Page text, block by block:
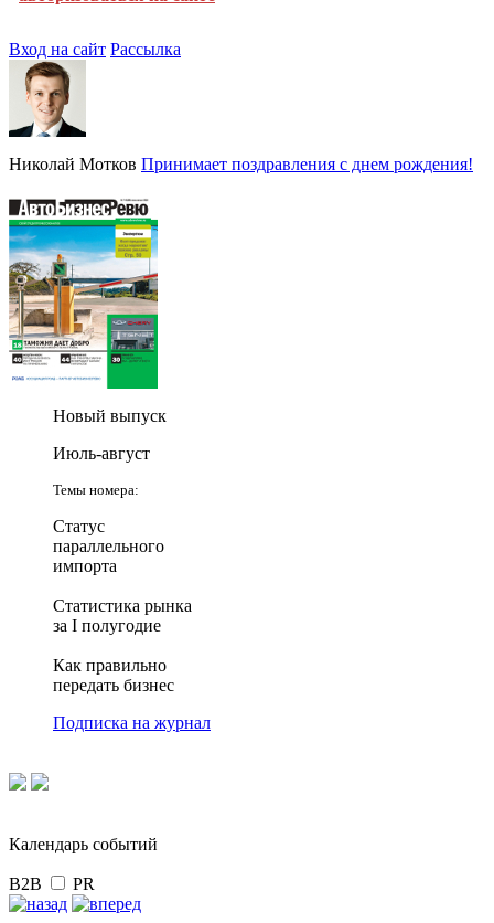
Вход на сайт Рассылка
Николай Мотков Принимает поздравления с днем рождения!
Новый выпуск
Июль-август
Темы номера:
Статус
параллельного
импорта
Статистика рынка
за I полугодие
Как правильно
передать бизнес
Подписка на журнал
Календарь событий
B2B PR